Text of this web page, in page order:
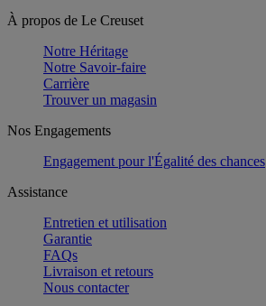
À propos de Le Creuset
Notre Héritage
Notre Savoir-faire
Carrière
Trouver un magasin
Nos Engagements
Engagement pour l'Égalité des chances
Assistance
Entretien et utilisation
Garantie
FAQs
Livraison et retours
Nous contacter